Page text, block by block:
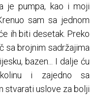
je pumpa, kao i moji
sam sa jednom
ih biti desetak. Preko
sa brojnim sadržajima
bazen... I dalje ću
i zajedno sa
stvarati uslove za bolji